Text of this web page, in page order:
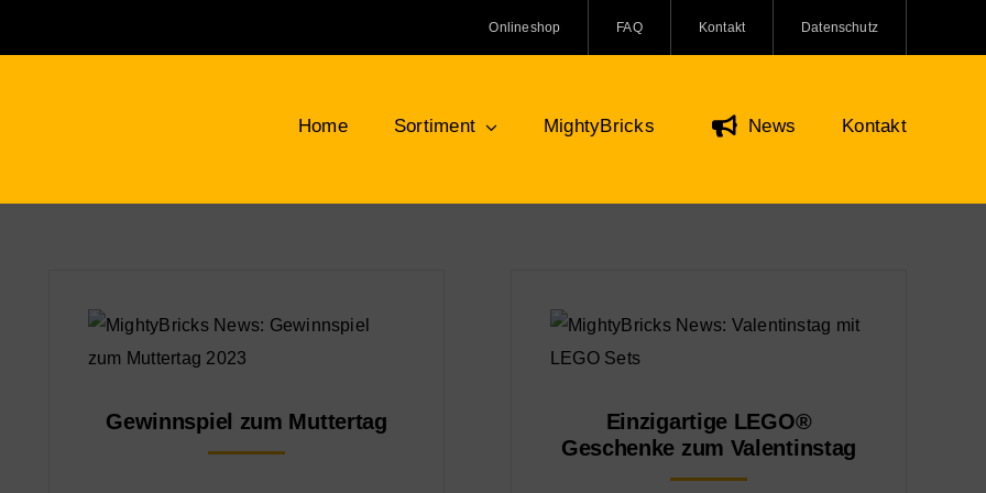
Onlineshop FAQ Kontakt Datenschutz
Home Sortiment
Berge, Felsen und Büsche Tiere und Kreaturen
MightyBricks News Kontakt
Gewinnspiel zum Muttertag
Einzigartige LEGO®
Geschenke zum Valentinstag